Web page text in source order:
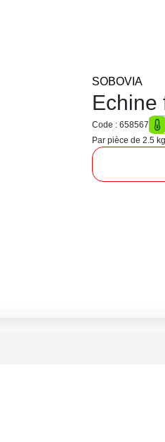
SOBOVIA
Echine
Code : 658567
Par pièce de 2.5 kg